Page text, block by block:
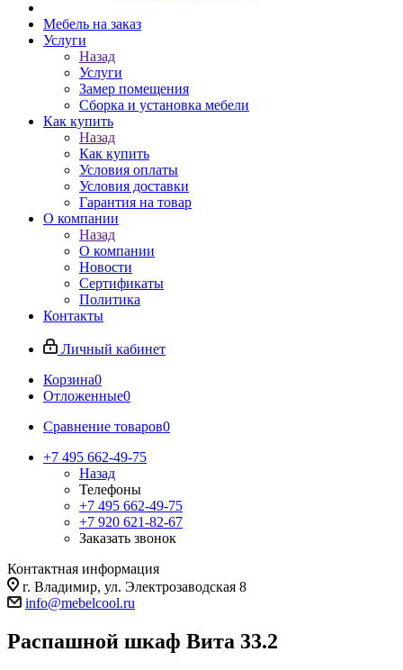
Мебель на заказ
Услуги
Назад
Услуги
Замер помещения
Сборка и установка мебели
Как купить
Назад
Как купить
Условия оплаты
Условия доставки
Гарантия на товар
О компании
Назад
О компании
Новости
Сертификаты
Политика
Контакты
Личный кабинет
Корзина0
Отложенные0
Сравнение товаров0
+7 495 662-49-75
Назад
Телефоны
+7 495 662-49-75
+7 920 621-82-67
Заказать звонок
Контактная информация
г. Владимир, ул. Электрозаводская 8
info@mebelcool.ru
Распашной шкаф Вита 33.2